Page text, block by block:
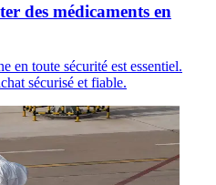
des médicaments en
en toute sécurité est essentiel.
sécurisé et fiable.